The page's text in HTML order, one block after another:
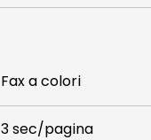
Fax a colori
3 sec/pagina